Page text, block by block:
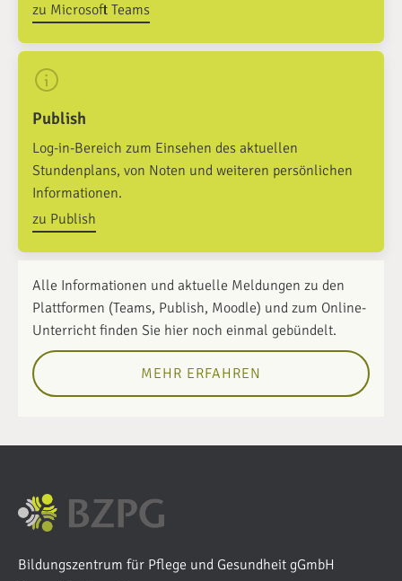
zu Microsoft Teams
Publish
Log-in-Bereich zum Einsehen des aktuellen
Stundenplans, von Noten und weiteren persönlichen
Informationen.
zu Publish
Alle Informationen und aktuelle Meldungen zu den
Plattformen (Teams, Publish, Moodle) und zum Online-
Unterricht finden Sie hier noch einmal gebündelt.
MEHR ERFAHREN
Bildungszentrum für Pflege und Gesundheit gGmbH